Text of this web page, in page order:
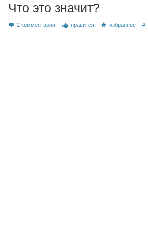
Что это значит?
2 комментария нравится избранное #